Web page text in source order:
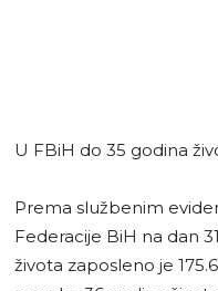
U FBiH do 35 godina
Prema službenim
Federacije BiH na dan
života zaposleno je